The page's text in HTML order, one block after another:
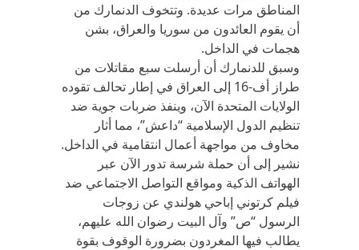
المناطق مرات عديدة. وتتخوف الدنمارك من
أن يقوم العائدون من سوريا والعراق، بشن
هجمات في الداخل.
وسبق للدنمارك أن أرسلت سبع مقاتلات من
طراز أف-16 إلى العراق في إطار تحالف تقوده
الولايات المتحدة الآن، وينفذ ضربات جوية ضد
تنظيم الدول الإسلامية “داعش”، مما أثار
مخاوف من مواجهة أعمال انتقامية في الداخل.
نشير إلى أن حملة شرسة تدور الآن عبر
الهواتف الذكية ومواقع التواصل الاجتماعي ضد
فيلم كرتوني إباحي هولندي عن زوجات
الرسول “ص” وآل البيت رضوان الله عليهم،
يطالب فيها المغردون بضرورة الوقوف بقوة